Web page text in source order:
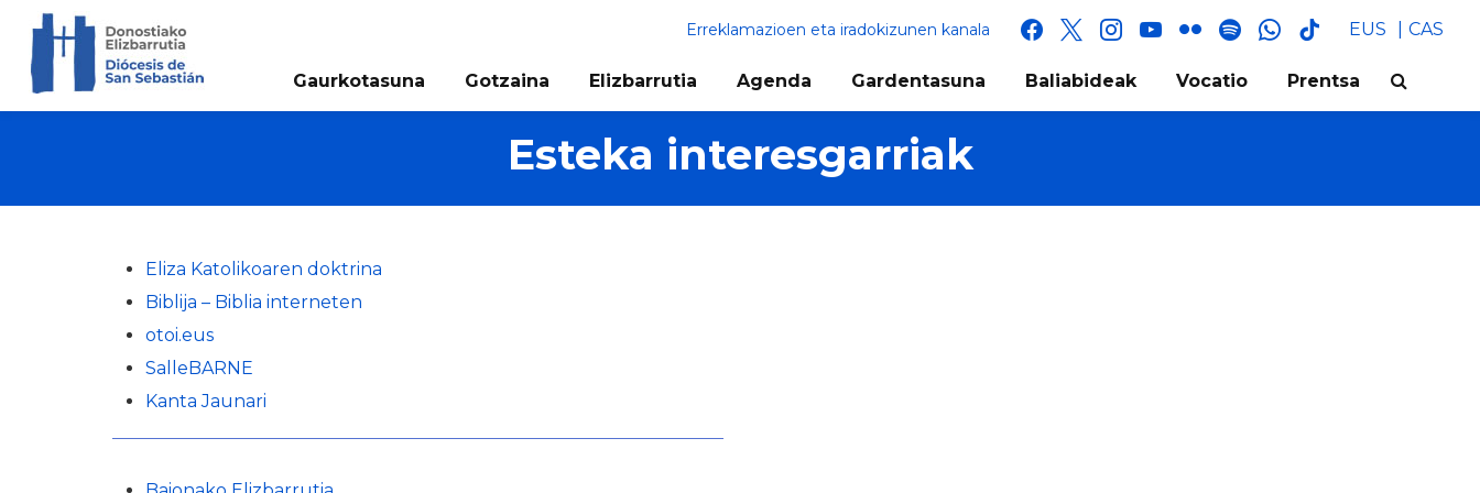
Erreklamazioen eta iradokizunen kanala facebook
x instagram
youtube
flickr spotifywhatsapp
tik
EUS CAS
Gaurkotasuna Gotzaina Elizbarrutia Agenda Gardentasuna Baliabideak Vocatio Prentsa
Esteka interesgarriak
Eliza Katolikoaren doktrina
Biblija – Biblia interneten
otoi.eus
SalleBARNE
Kanta Jaunari